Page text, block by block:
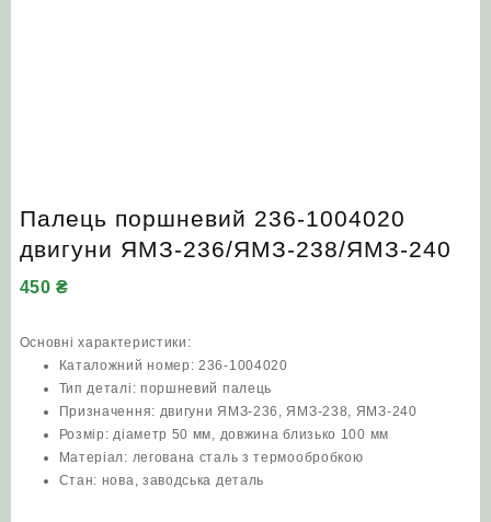
Палець поршневий 236-1004020
двигуни ЯМЗ‑236/ЯМЗ‑238/ЯМЗ‑240
450₴
Основні характеристики:
Каталожний номер: 236-1004020
Тип деталі: поршневий палець
Призначення: двигуни ЯМЗ‑236, ЯМЗ‑238, ЯМЗ‑240
Розмір: діаметр 50 мм, довжина близько 100 мм
Матеріал: легована сталь з термообробкою
Стан: нова, заводська деталь